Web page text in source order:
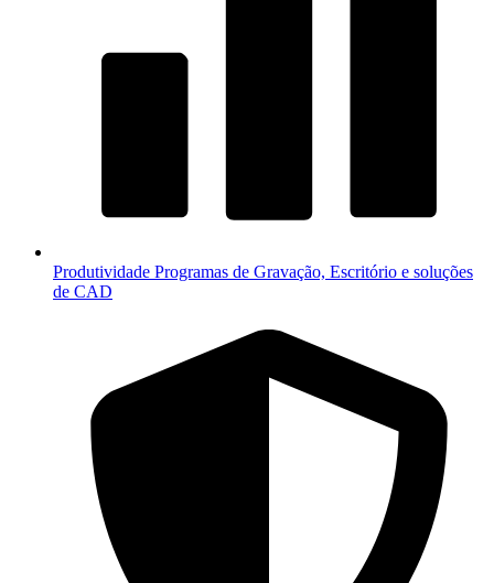
Produtividade Programas de Gravação, Escritório e soluções
de CAD